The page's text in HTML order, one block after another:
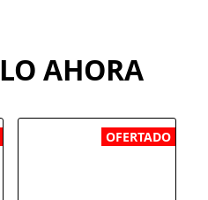
AHORA
OFERTADO